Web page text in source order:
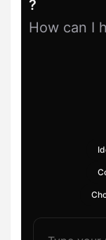
?
How can I